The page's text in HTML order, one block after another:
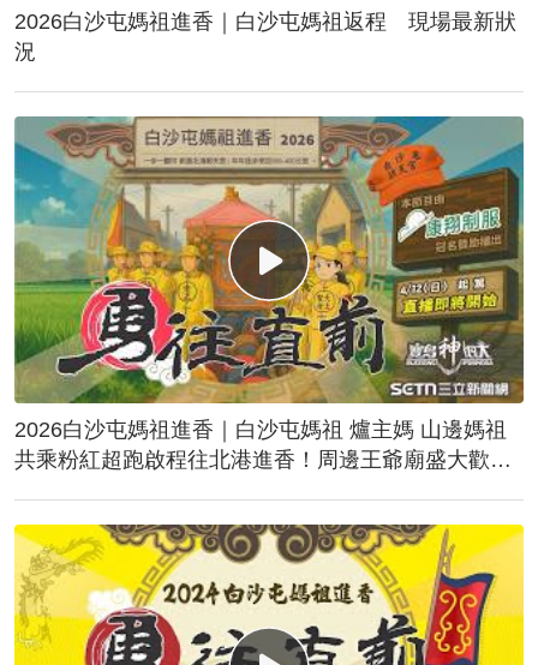
2026白沙屯媽祖進香｜白沙屯媽祖返程 現場最新狀
況
2026白沙屯媽祖進香｜白沙屯媽祖 爐主媽 山邊媽祖
共乘粉紅超跑啟程往北港進香！周邊王爺廟盛大歡